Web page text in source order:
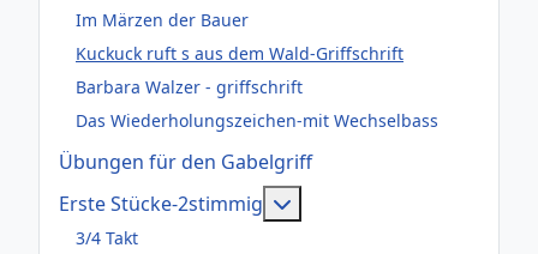
Im Märzen der Bauer
Kuckuck ruft s aus dem Wald-Griffschrift
Barbara Walzer - griffschrift
Das Wiederholungszeichen-mit Wechselbass
Übungen für den Gabelgriff
Erste Stücke-2stimmig
3/4 Takt